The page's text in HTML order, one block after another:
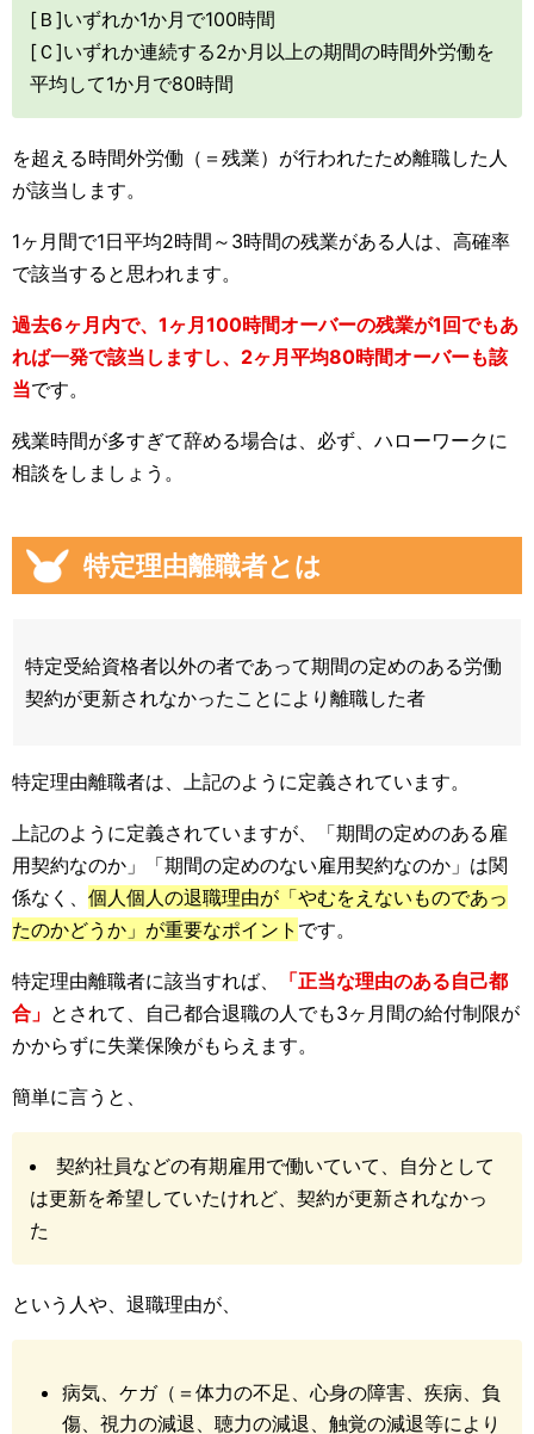
[Ｂ]いずれか1か月で100時間
[Ｃ]いずれか連続する2か月以上の期間の時間外労働を
平均して1か月で80時間
を超える時間外労働（＝残業）が行われたため離職した人
が該当します。
1ヶ月間で1日平均2時間～3時間の残業がある人は、高確率
で該当すると思われます。
過去6ヶ月内で、1ヶ月100時間オーバーの残業が1回でもあ
れば一発で該当しますし、2ヶ月平均80時間オーバーも該
当です。
残業時間が多すぎて辞める場合は、必ず、ハローワークに
相談をしましょう。
特定理由離職者とは
特定受給資格者以外の者であって期間の定めのある労働
契約が更新されなかったことにより離職した者
特定理由離職者は、上記のように定義されています。
上記のように定義されていますが、「期間の定めのある雇
用契約なのか」「期間の定めのない雇用契約なのか」は関
係なく、 個人個人の退職理由が「やむをえないものであっ
たのかどうか」が重要なポイント です。
特定理由離職者に該当すれば、
「正当な理由のある自己都
合」 とされて、自己都合退職の人でも3ヶ月間の給付制限が
かからずに失業保険がもらえます。
簡単に言うと、
契約社員などの有期雇用で働いていて、自分として
は更新を希望していたけれど、契約が更新されなかっ
た
という人や、退職理由が、
病気、ケガ（＝体力の不足、心身の障害、疾病、負
傷、視力の減退、聴力の減退、触覚の減退等により